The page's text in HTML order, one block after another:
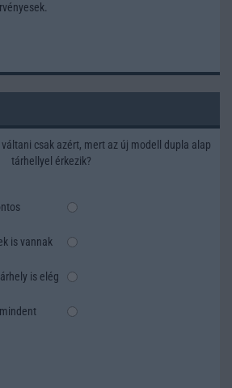
csak azért, mert az új modell dupla alap
tárhellyel érkezik?
is vannak
is elég